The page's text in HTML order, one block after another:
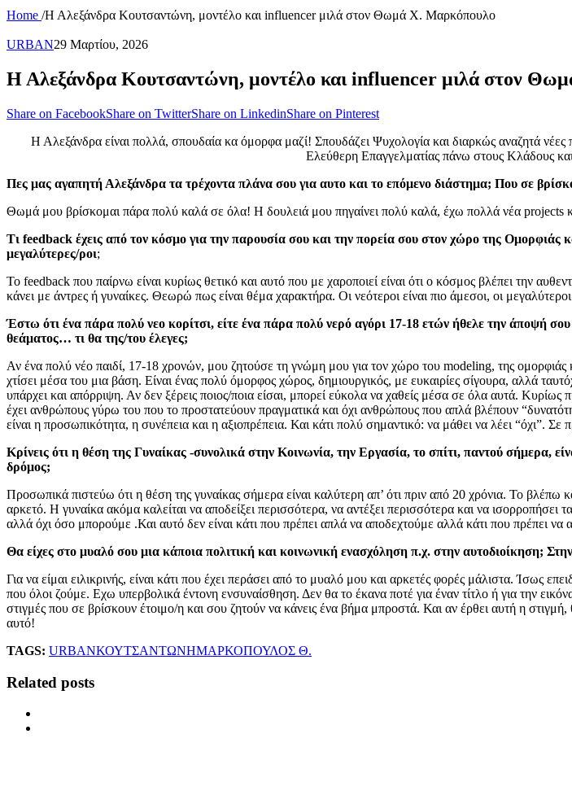
Home /Η Αλεξάνδρα Κουτσαντώνη, μοντέλο και influencer μιλά στον Θωμά Χ. Μαρκόπουλο
URBAN29 Μαρτίου, 2026
Η Αλεξάνδρα Κουτσαντώνη, μοντέλο και influencer μιλά στον
Share on FacebookShare on TwitterShare on LinkedinShare on Pinterest
Η Αλεξάνδρα είναι πολλά, σπουδαία κα όμορφα μαζί! Σπουδάζει Ψυχολογία και διαρκώς αναζητά
Ελεύθερη Επαγγελματίας πάνω στους Κλάδους
Πες μας αγαπητή Αλεξάνδρα τα τρέχοντα πλάνα σου για αυτο και το επόμενο διάστημα; Που σε
Θωμά μου βρίσκομαι πάρα πολύ καλά σε όλα! Η δουλειά μου πηγαίνει πολύ καλά, έχω πολλά νέα projects
Τι feedback έχεις από τον κόσμο για την παρουσία σου και την πορεία σου στον χώρο της Ομορφιάς
μεγαλύτερες/ροι;
Το feedback που παίρνω είναι κυρίως θετικό και αυτό που με χαροποιεί είναι ότι ο κόσμος βλέπει την
κάνει με άντρες ή γυναίκες. Θεωρώ πως είναι θέμα χαρακτήρα. Οι νεότεροι είναι πιο άμεσοι, οι
Έστω ότι ένα πάρα πολύ νεο κορίτσι, είτε ένα πάρα πολύ νερό αγόρι 17-18 ετών ήθελε την άποψή
θεάματος… τι θα της/του έλεγες;
Αν ένα πολύ νέο παιδί, 17-18 χρονών, μου ζητούσε τη γνώμη μου για τον χώρο του modeling, της ομορφιάς
χτίσει μέσα του μια βάση. Είναι ένας πολύ όμορφος χώρος, δημιουργικός, με ευκαιρίες σίγουρα, αλλά
υπάρχει και απόρριψη. Αν δεν ξέρεις ποιος/ποια είσαι, μπορεί εύκολα να χαθείς μέσα σε όλα αυτά.
έχει ανθρώπους γύρω του που το προστατεύουν πραγματικά και όχι ανθρώπους που απλά βλέπουν
είναι η προσωπικότητα, η συνέπεια και η αξιοπρέπεια. Και κάτι πολύ σημαντικό: να μάθει να λέει “όχι”.
Κρίνεις ότι η θέση της Γυναίκας -συνολικά στην Κοινωνία, την Εργασία, το σπίτι, παντού σήμερα,
δρόμος;
Προσωπικά πιστεύω ότι η θέση της γυναίκας σήμερα είναι καλύτερη απ’ ότι πριν από 20 χρόνια. Το βλέπω
αρκετό. Η γυναίκα ακόμα καλείται να αποδείξει περισσότερα, να αντέξει περισσότερα και να ισορροπήσει
αλλά όχι όσο μπορούμε .Και αυτό δεν είναι κάτι που πρέπει απλά να αποδεχτούμε αλλά κάτι που πρέπει να
Θα είχες στο μυαλό σου μια κάποια πολιτική και κοινωνική ενασχόληση π.χ. στην αυτοδιοίκηση;
Για να είμαι ειλικρινής, είναι κάτι που έχει περάσει από το μυαλό μου και αρκετές φορές μάλιστα. Ίσως
που όλοι ζούμε. Εχω υπερβολικά έντονη ενσυναίσθηση. Δεν θα το έκανα ποτέ για έναν τίτλο ή για την
στιγμές που σε βρίσκουν έτοιμο/η και σου ζητούν να κάνεις ένα βήμα μπροστά. Και αν έρθει αυτή η
αυτό!
TAGS: URBANΚΟΥΤΣΑΝΤΩΝΗΜΑΡΚΟΠΟΥΛΟΣ Θ.
Related posts